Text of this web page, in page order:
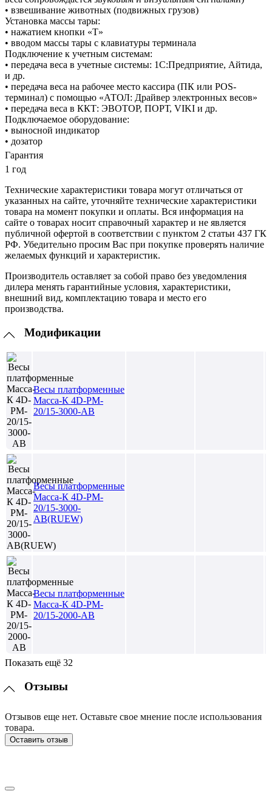
• взвешивание животных (подвижных грузов)
Установка массы тары:
• нажатием кнопки «T»
• вводом массы тары с клавиатуры терминала
Подключение к учетным системам:
• передача веса в учетные системы: 1С:Предприятие, Айтида,
и др.
• передача веса на рабочее место кассира (ПК или POS-
терминал) с помощью «АТОЛ: Драйвер электронных весов»
• передача веса в ККТ: ЭВОТОР, ПОРТ, VIKI и др.
Подключаемое оборудование:
• выносной индикатор
• дозатор
Гарантия
1 год
Технические характеристики товара могут отличаться от
указанных на сайте, уточняйте технические характеристики
товара на момент покупки и оплаты. Вся информация на
сайте о товарах носит справочный характер и не является
публичной офертой в соответствии с пунктом 2 статьи 437 ГК
РФ. Убедительно просим Вас при покупке проверять наличие
желаемых функций и характеристик.
Производитель оставляет за собой право без уведомления
дилера менять гарантийные условия, характеристики,
внешний вид, комплектацию товара и место его
производства.
Модификации
Весы платформенные
Масса-К 4D-PM-
20/15-3000-AB
Весы платформенные
Масса-К 4D-PM-
20/15-3000-
AB(RUEW)
Весы платформенные
Масса-К 4D-PM-
20/15-2000-AB
Показать ещё 32
Отзывы
Отзывов еще нет. Оставьте свое мнение после использования
товара.
Оставить отзыв